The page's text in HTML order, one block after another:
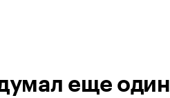
еще один